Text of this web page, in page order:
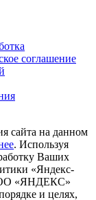
соглашение
сайта на данном
. Используя
Ваших
«Яндекс-
«ЯНДЕКС»
и целях,